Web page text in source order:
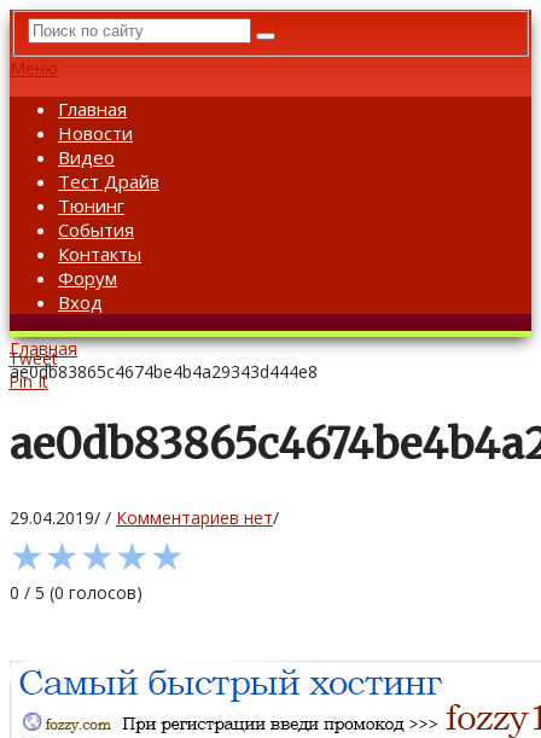
Меню
Главная
Новости
Видео
Тест Драйв
Тюнинг
События
Контакты
Форум
Вход
Главная
ae0db83865c4674be4b4a29343d444e8
29.04.2019/ / Комментариев нет/
★★★★★
0 / 5 (0 голосов)
Tweet
Pin It